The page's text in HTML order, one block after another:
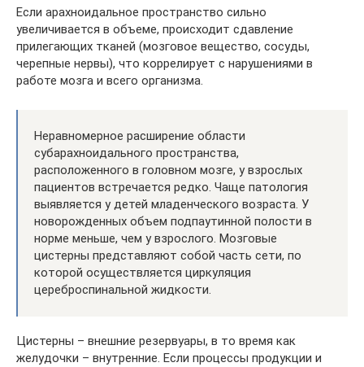
Если арахноидальное пространство сильно
увеличивается в объеме, происходит сдавление
прилегающих тканей (мозговое вещество, сосуды,
черепные нервы), что коррелирует с нарушениями в
работе мозга и всего организма.
Неравномерное расширение области
субарахноидального пространства,
расположенного в головном мозге, у взрослых
пациентов встречается редко. Чаще патология
выявляется у детей младенческого возраста. У
новорожденных объем подпаутинной полости в
норме меньше, чем у взрослого. Мозговые
цистерны представляют собой часть сети, по
которой осуществляется циркуляция
цереброспинальной жидкости.
Цистерны – внешние резервуары, в то время как
желудочки – внутренние. Если процессы продукции и